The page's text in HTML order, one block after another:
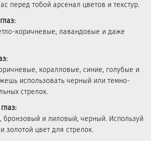
перед тобой арсенал цветов и текстур.
коричневые, лавандовые и даже
коралловые, синие, голубые и
использовать черный или темно-
стрелок.
бронзовый и лиловый, черный. Используй
золотой цвет для стрелок.